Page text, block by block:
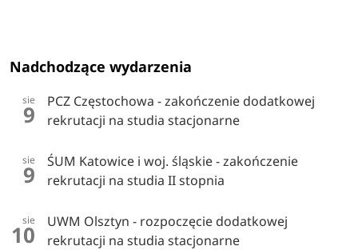
Nadchodzące wydarzenia
sie
9
PCZ Częstochowa - zakończenie dodatkowej
rekrutacji na studia stacjonarne
sie
9
ŚUM Katowice i woj. śląskie - zakończenie
rekrutacji na studia II stopnia
sie
10
UWM Olsztyn - rozpoczęcie dodatkowej
rekrutacji na studia stacjonarne